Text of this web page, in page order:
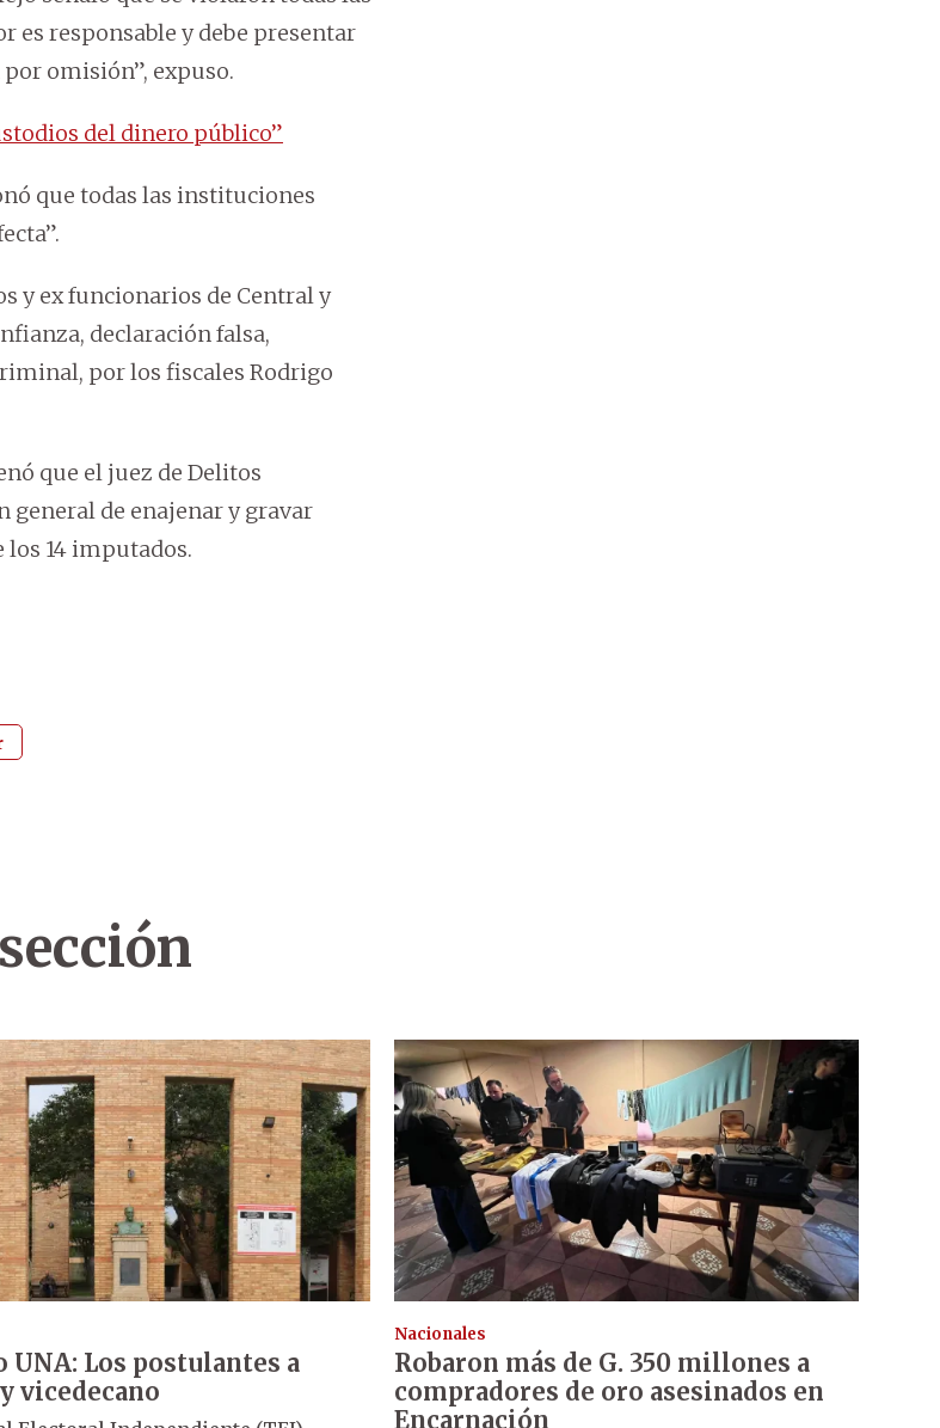
es responsable y debe presentar
omisión”, expuso.
del dinero público”
que todas las instituciones
y ex funcionarios de Central y
declaración falsa,
por los fiscales Rodrigo
que el juez de Delitos
general de enajenar y gravar
los 14 imputados.
UNA: Los postulantes a
vicedecano
Nacionales
Robaron más de G. 350 millones a
compradores de oro asesinados en
Encarnación